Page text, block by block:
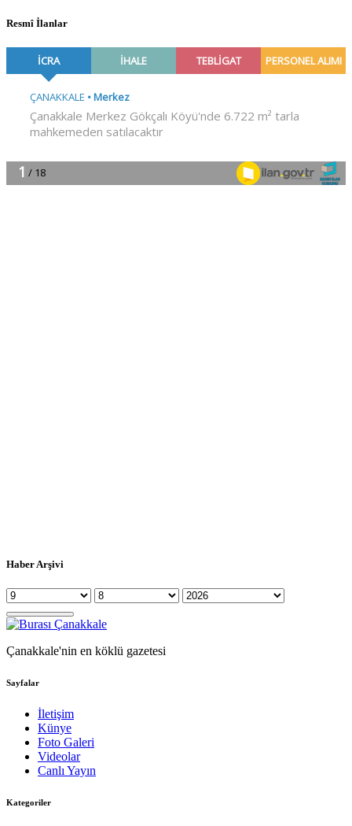
Resmî İlanlar
Haber Arşivi
Çanakkale'nin en köklü gazetesi
Sayfalar
İletişim
Künye
Foto Galeri
Videolar
Canlı Yayın
Kategoriler